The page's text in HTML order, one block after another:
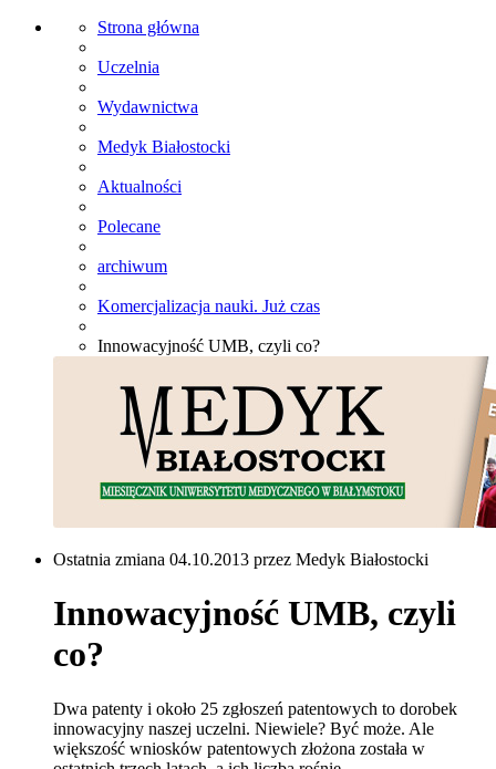
Strona główna
Uczelnia
Wydawnictwa
Medyk Białostocki
Aktualności
Polecane
archiwum
Komercjalizacja nauki. Już czas
Innowacyjność UMB, czyli co?
Ostatnia zmiana 04.10.2013 przez Medyk Białostocki
Innowacyjność UMB, czyli
co?
Dwa patenty i około 25 zgłoszeń patentowych to dorobek
innowacyjny naszej uczelni. Niewiele? Być może. Ale
większość wniosków patentowych złożona została w